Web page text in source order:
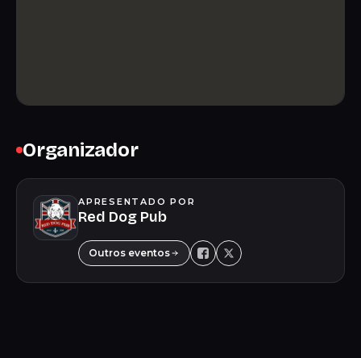
Organizador
APRESENTADO POR
Red Dog Pub
Outros eventos